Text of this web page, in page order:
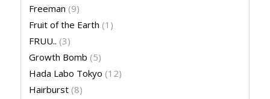
Freeman (9)
Fruit of the Earth (1)
FRUU.. (3)
Growth Bomb (5)
Hada Labo Tokyo (12)
Hairburst (8)